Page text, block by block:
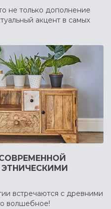
не только дополнение
акцент в самых
встречаются с древними
волшебное!